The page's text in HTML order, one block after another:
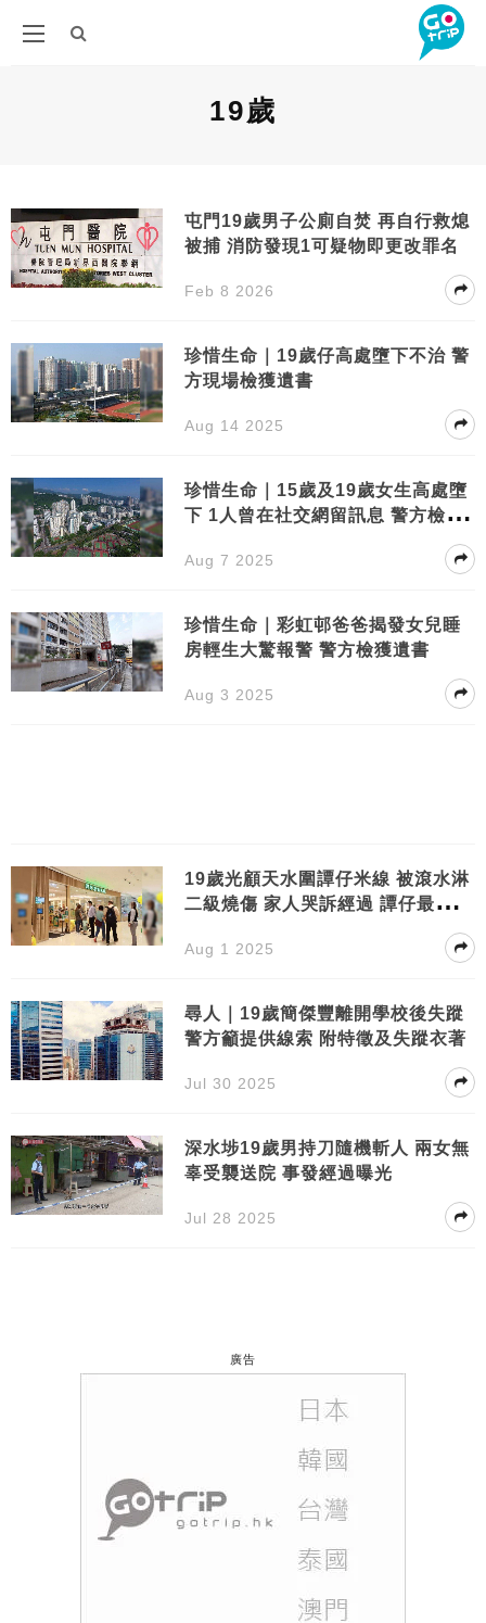
19歲
屯門19歲男子公廁自焚 再自行救熄
被捕 消防發現1可疑物即更改罪名
Feb 8 2026
珍惜生命｜19歲仔高處墮下不治 警
方現場檢獲遺書
Aug 14 2025
珍惜生命｜15歲及19歲女生高處墮
下 1人曾在社交網留訊息 警方檢獲
Aug 7 2025
珍惜生命｜彩虹邨爸爸揭發女兒睡
房輕生大驚報警 警方檢獲遺書
Aug 3 2025
19歲光顧天水圍譚仔米線 被滾水淋
二級燒傷 家人哭訴經過 譚仔最新回
Aug 1 2025
尋人｜19歲簡傑豐離開學校後失蹤
警方籲提供線索 附特徵及失蹤衣著
Jul 30 2025
深水埗19歲男持刀隨機斬人 兩女無
辜受襲送院 事發經過曝光
Jul 28 2025
廣告